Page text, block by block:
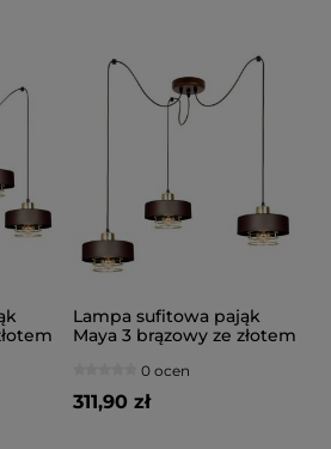
Lampa sufitowa pająk
Maya 3 brązowy ze złotem
0 ocen
311,90 zł